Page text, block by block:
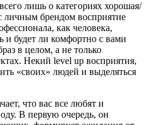
лишь о категориях хорошая/
личным брендом восприятие
как человека,
и будет ли комфортно с вами
в целом, а не только
Некий level up восприятия,
«своих» людей и выделяться
что вас все любят и
В первую очередь, он